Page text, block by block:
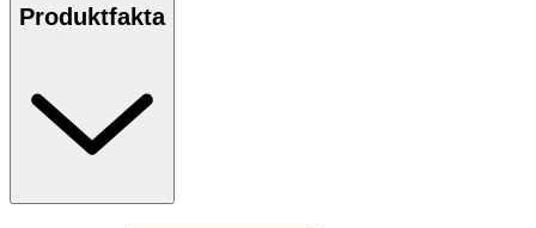
Produktfakta